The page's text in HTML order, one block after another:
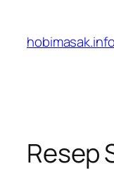
content
hobimasak.info
Resep